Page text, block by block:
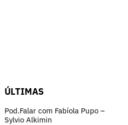
ÚLTIMAS
Pod.Falar com Fabíola Pupo –
Sylvio Alkimin